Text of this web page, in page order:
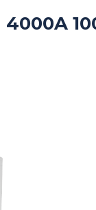
4000A